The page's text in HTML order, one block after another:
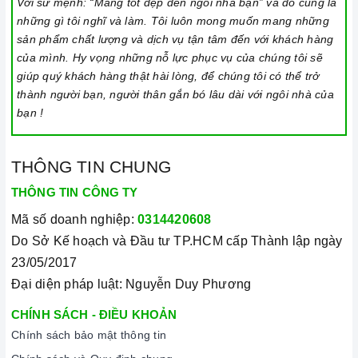
thường khoảng từ 10-35cm.
Lưu ý trong quá trình nấu
Đảm bảo đọc hướng dẫn sử dụng kèm theo để biết điện áp
và dòng điện yêu cầu cũng như các thông số kỹ thuật khác.
Làm theo hướng dẫn của nhà sản xuất.
Đặt dụng cụ nấu đúng trọng tâm của vùng nấu trước khi bật
cảm ứng để tránh các mã lỗi và để tiết kiệm điện năng.
Bật bếp bằng cách chạm vào nút bật/ tắt trên bảng điều
khiển, và thao tác trượt để tăng giảm công suất/ nhiệt độ/
thời gian.
Khóa trẻ em: sử dụng để bảo đảm an toàn nếu nhà có trẻ em
và để ngăn mọi tác động làm thay đổi các cài đặt trong quá
trình nấu. Tất cả các nút sẽ bị khóa và chương trình nấu vẫn
những gì tôi nghĩ và làm. Tôi luôn mong muốn mang những
sản phẩm chất lượng và dịch vụ tận tâm đến với khách hàng
của mình. Hy vọng những nỗ lực phục vụ của chúng tôi sẽ
giúp quý khách hàng thật hài lòng, để chúng tôi có thể trở
thành người bạn, người thân gắn bó lâu dài với ngôi nhà của
bạn !
THÔNG TIN CHUNG
THÔNG TIN CÔNG TY
Mã số doanh nghiệp: 0314420608
Do Sở Kế hoạch và Đầu tư TP.HCM cấp Thành lập ngày
23/05/2017
Đại diện pháp luật: Nguyễn Duy Phương
CHÍNH SÁCH - ĐIỀU KHOẢN
Chính sách bảo mật thông tin